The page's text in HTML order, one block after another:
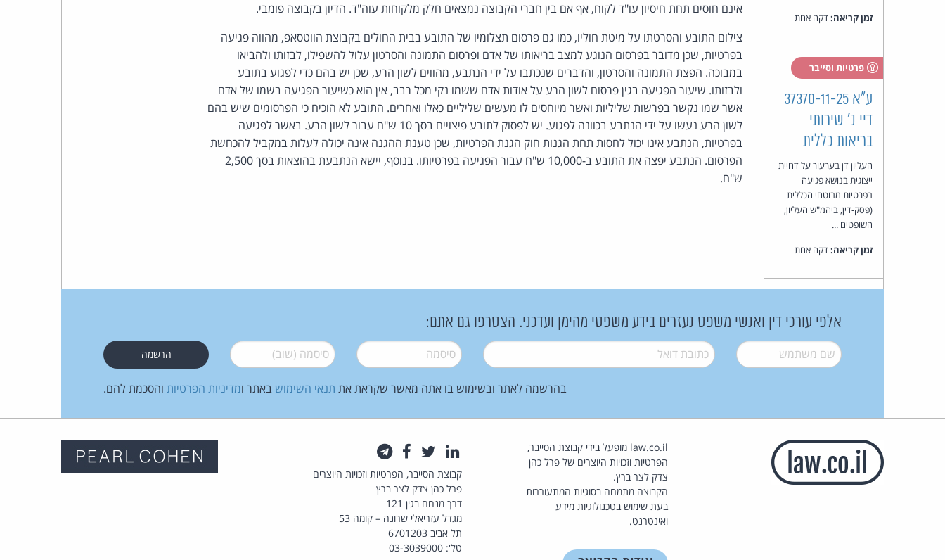
זמן קריאה:דקה אחת
פרטיות וסייבר
ע"א 37370-11-25
דיי נ' שירותי
בריאות כללית
העליון דן בערעור על דחיית
ייצוגית בנושא פגיעה
בפרטיות מבוטחי הכללית
(פסק-דין, ביהמ"ש העליון,
השופטים ...
זמן קריאה:דקה אחת
אינם חוסים תחת חיסיון עו"ד לקוח, אף אם בין חברי הקבוצה נמצאים חלק מלקוחות עוה"ד. הדיון בקבוצה פומבי.
צילום התובע והסרטתו על מיטת חוליו, כמו גם פרסום תצלומיו של התובע בבית החולים בקבוצת הווטסאפ, מהווה פגיעה
בפרטיות, שכן מדובר בפרסום הנוגע למצב בריאותו של אדם ופרסום התמונה והסרטון עלול להשפילו, לבזותו ולהביאו
במבוכה. הפצת התמונה והסרטון, והדברים שנכתבו על ידי הנתבע, מהווים לשון הרע, שכן יש בהם כדי לפגוע בתובע
ולבזותו. שיעור הפגיעה בגין פרסום לשון הרע על אודות אדם ששמו נקי מכל רבב, אין הוא כשיעור הפגיעה בשמו של אדם
אשר שמו נקשר בפרשות שליליות ואשר מיוחסים לו מעשים שליליים כאלו ואחרים. התובע לא הוכיח כי הפרסומים שיש בהם
לשון הרע נעשו על ידי הנתבע בכוונה לפגוע. יש לפסוק לתובע פיצויים בסך 10 ש"ח עבור לשון הרע. באשר לפגיעה
בפרטיות, הנתבע אינו יכול לחסות תחת הגנות חוק הגנת הפרטיות, שכן טענת ההגנה אינה יכולה לעלות במקביל להכחשת
הפרסום. הנתבע יפצה את התובע ב-10,000 ש"ח עבור הפגיעה בפרטיותו. בנוסף, יישא הנתבעת בהוצאות בסך 2,500
ש"ח.
אלפי עורכי דין ואנשי משפט נעזרים בידע משפטי מהימן ועדכני. הצטרפו גם אתם:
שם משתמש* דואל* סיסמה* סיסמה (שוב)*
בהרשמה לאתר ובשימוש בו אתה מאשר שקראת את תנאי השימוש באתר ומדיניות הפרטיות והסכמת להם.
law.co.il מופעל בידי קבוצת הסייבר,
הפרטיות וזכויות היוצרים של פרל כהן
צדק לצר ברץ.
הקבוצה מתמחה בסוגיות המתעוררות
בעת שימוש בטכנולוגיות מידע
ואינטרנט.
לינקדאין
טוויטרפייסבוק
קבוצת הסייבר, הפרטיות וזכויות היוצרים
פרל כהן צדק לצר ברץ
דרך מנחם בגין 121
מגדל עזריאלי שרונה – קומה 53
תל אביב 6701203
טל': 03-3039000